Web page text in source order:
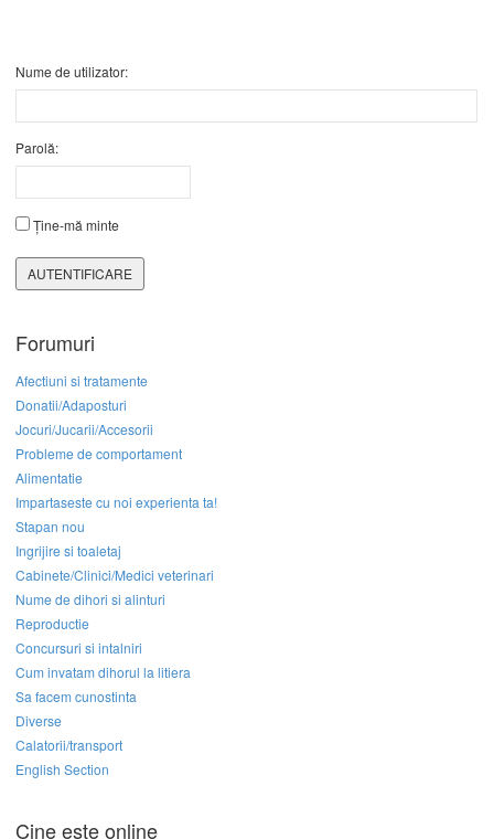
Nume de utilizator:
Parolă:
Ține-mă minte
AUTENTIFICARE
Forumuri
Afectiuni si tratamente
Donatii/Adaposturi
Jocuri/Jucarii/Accesorii
Probleme de comportament
Alimentatie
Impartaseste cu noi experienta ta!
Stapan nou
Ingrijire si toaletaj
Cabinete/Clinici/Medici veterinari
Nume de dihori si alinturi
Reproductie
Concursuri si intalniri
Cum invatam dihorul la litiera
Sa facem cunostinta
Diverse
Calatorii/transport
English Section
Cine este online